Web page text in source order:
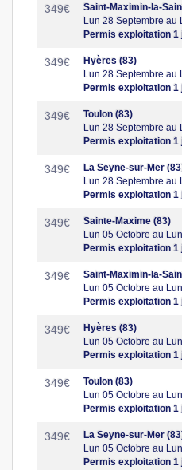
349€
Saint-Maximin-la-
Lun 28 Septembre au
Permis exploitation 1
349€
Hyères (83)
Lun 28 Septembre au
Permis exploitation 1
349€
Toulon (83)
Lun 28 Septembre au
Permis exploitation 1
349€
La Seyne-sur-Mer
Lun 28 Septembre au
Permis exploitation 1
349€
Sainte-Maxime (83)
Lun 05 Octobre au
Permis exploitation 1
349€
Saint-Maximin-la-
Lun 05 Octobre au
Permis exploitation 1
349€
Hyères (83)
Lun 05 Octobre au
Permis exploitation 1
349€
Toulon (83)
Lun 05 Octobre au
Permis exploitation 1
349€
La Seyne-sur-Mer
Lun 05 Octobre au
Permis exploitation 1